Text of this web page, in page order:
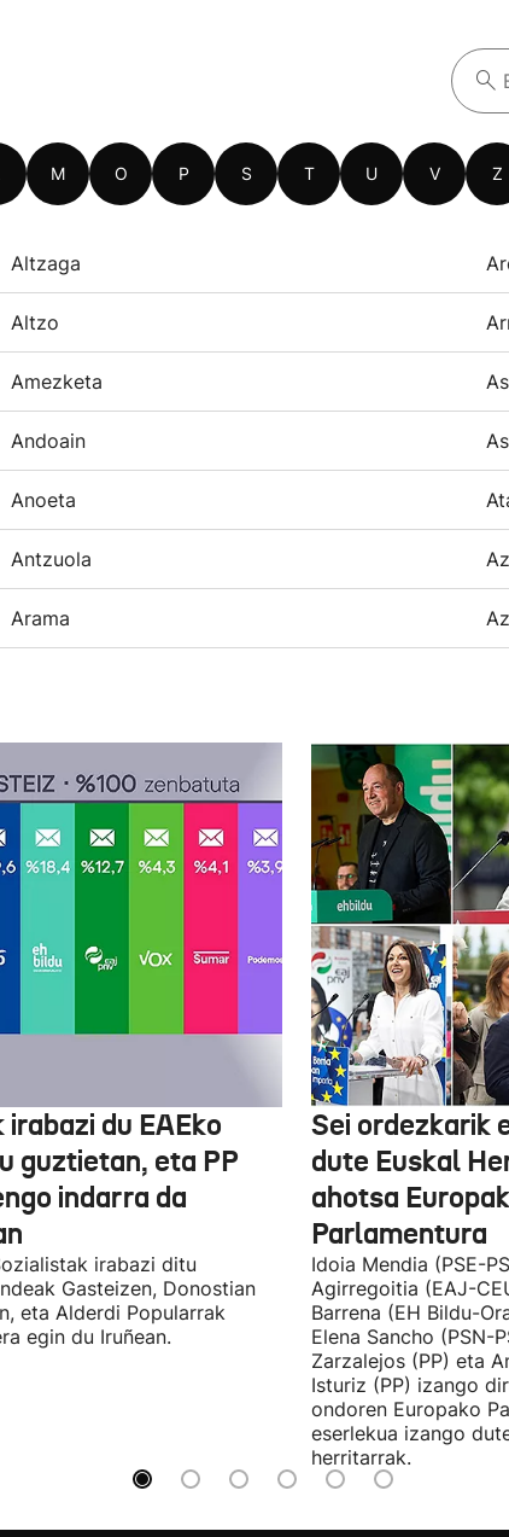
M O P S T U V Z
Altzaga
Altzo
Amezketa
Andoain
Anoeta
Antzuola
Arama
irabazi du EAEko
guztietan, eta PP
indarra da
irabazi ditu
Gasteizen, Donostian
eta Alderdi Popularrak
egin du Iruñean.
Sei ordezkarik
dute Euskal
ahotsa
Parlamentura
Idoia Mendia (PSE-
Agirregoitia (EAJ-
Barrena (EH Bildu-
Elena Sancho (PSN-
Zarzalejos (PP) eta
Isturiz (PP) izango
ondoren Europako
eserlekua izango
herritarrak.